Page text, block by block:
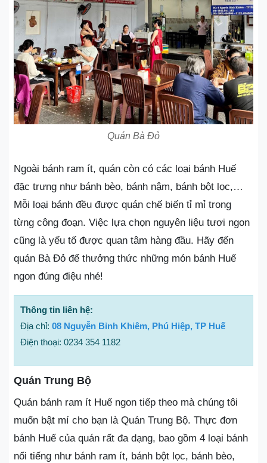
Quán Bà Đỏ
Ngoài bánh ram ít, quán còn có các loại bánh Huế
đặc trưng như bánh bèo, bánh nậm, bánh bột lọc,…
Mỗi loại bánh đều được quán chế biến tỉ mỉ trong
từng công đoạn. Việc lựa chọn nguyên liệu tươi ngon
cũng là yếu tố được quan tâm hàng đầu. Hãy đến
quán Bà Đỏ để thưởng thức những món bánh Huế
ngon đúng điệu nhé!
Thông tin liên hệ:
Địa chỉ: 08 Nguyễn Bỉnh Khiêm, Phú Hiệp, TP Huế
Điện thoại: 0234 354 1182
Quán Trung Bộ
Quán bánh ram ít Huế ngon tiếp theo mà chúng tôi
muốn bật mí cho bạn là Quán Trung Bộ. Thực đơn
bánh Huế của quán rất đa dạng, bao gồm 4 loại bánh
nổi tiếng như bánh ram ít, bánh bột lọc, bánh bèo,